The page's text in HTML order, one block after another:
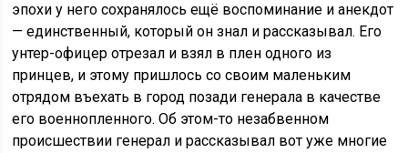
эпохи у него сохранялось ещё воспоминание и анекдот
— единственный, который он знал и рассказывал. Его
унтер-офицер отрезал и взял в плен одного из
принцев, и этому пришлось со своим маленьким
отрядом въехать в город позади генерала в качестве
его военнопленного. Об этом-то незабвенном
происшествии генерал и рассказывал вот уже многие